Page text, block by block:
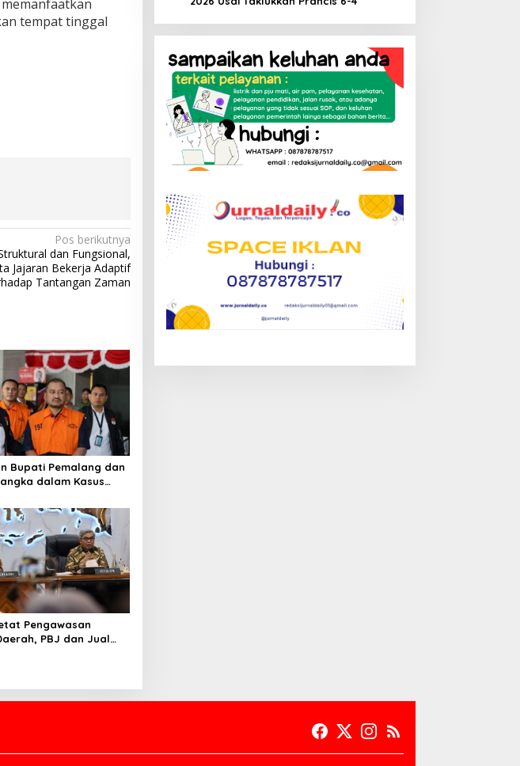
tempat tinggal
Pos berikutnya
dan Fungsional,
Jajaran Bekerja Adaptif
Tantangan Zaman
Bupati Pemalang dan
dalam Kasus
Pengawasan
PBJ dan Jual